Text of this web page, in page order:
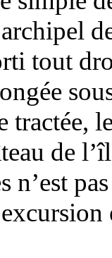
tout
tractée,
de
n’est